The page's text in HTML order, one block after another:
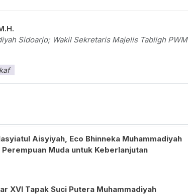
Sidoarjo; Wakil Sekretaris Majelis Tabligh PWM
Aisyiyah, Eco Bhinneka Muhammadiyah
Muda untuk Keberlanjutan
XVI Tapak Suci Putera Muhammadiyah